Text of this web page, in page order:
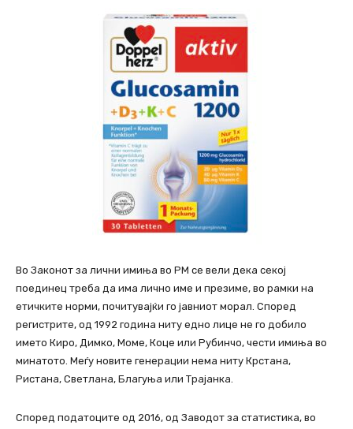
Во Законот за лични имиња во РМ се вели дека секој
поединец треба да има лично име и презиме, во рамки на
етичките норми, почитувајќи го јавниот морал. Според
регистрите, од 1992 година ниту едно лице не го добило
името Киро, Димко, Моме, Коце или Рубинчо, чести имиња во
минатото. Меѓу новите генерации нема ниту Крстана,
Ристана, Светлана, Благуња или Трајанка.
Според податоците од 2016, од Заводот за статистика, во